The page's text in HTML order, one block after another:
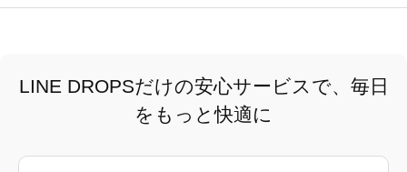
LINE DROPSだけの安心サービスで、毎日
をもっと快適に